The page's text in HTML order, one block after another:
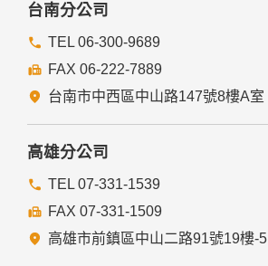
台南分公司
TEL 06-300-9689
FAX 06-222-7889
台南市中西區中山路147號8樓A室
高雄分公司
TEL 07-331-1539
FAX 07-331-1509
高雄市前鎮區中山二路91號19樓-5